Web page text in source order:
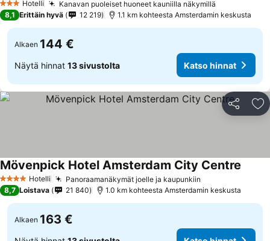
3 Tähtiluokitus
Hotelli
Kanavan puoleiset huoneet kauniilla näkymillä
8,1 Erittäin hyvä 12 219 1.1 km kohteesta Amsterdamin keskusta
Alkaen 144 €
Näytä hinnat 13 sivustolta Katso hinnat
Jaa
4 Tähtiluokitus
Hotelli Panoraamanäkymät joelle ja kaupunkiin
Mövenpick Hotel Amsterdam City Centre
8,7 Loistava 21 840 1.0 km kohteesta Amsterdamin keskusta
Alkaen 163 €